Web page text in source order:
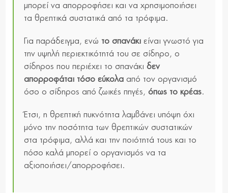
μπορεί να απορροφήσει και να χρησιμοποιήσει
τα θρεπτικά συστατικά από τα τρόφιμα.
Για παράδειγμα, ενώ το σπανάκιείναι γνωστό για
την υψηλή περιεκτικότητά του σε σίδηρο, ο
σίδηρος που περιέχει το σπανάκι δεν
απορροφάται τόσο εύκολααπό τον οργανισμό
όσο ο σίδηρος από ζωικές πηγές, όπως το κρέας.
Έτσι, η θρεπτική πυκνότητα λαμβάνει υπόψη όχι
μόνο την ποσότητα των θρεπτικών συστατικών
στα τρόφιμα, αλλά και την ποιότητά τους και το
πόσο καλά μπορεί ο οργανισμός να τα
αξιοποιήσει/απορροφήσει.